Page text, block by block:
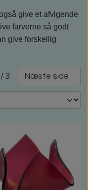
give et afvigende
farverne så godt
give forskellig
3 Næste side